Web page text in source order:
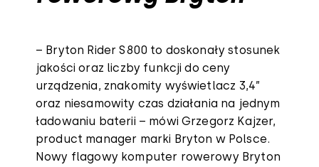
– Bryton Rider S800 to doskonały stosunek
jakości oraz liczby funkcji do ceny
urządzenia, znakomity wyświetlacz 3,4”
oraz niesamowity czas działania na jednym
ładowaniu baterii – mówi Grzegorz Kajzer,
product manager marki Bryton w Polsce.
Nowy flagowy komputer rowerowy Bryton